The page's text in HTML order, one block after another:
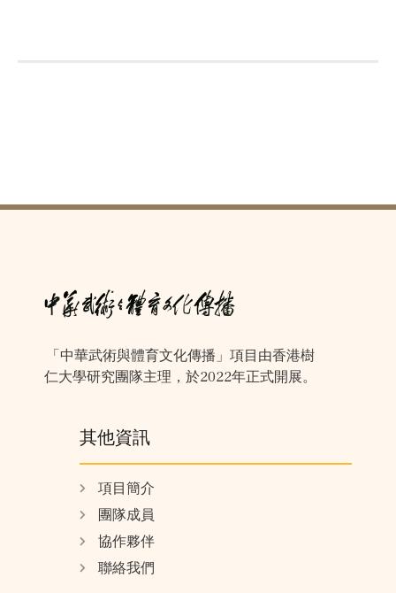
「中華武術與體育文化傳播」項目由香港樹
仁大學研究團隊主理，於2022年正式開展。
其他資訊
項目簡介
團隊成員
協作夥伴
聯絡我們